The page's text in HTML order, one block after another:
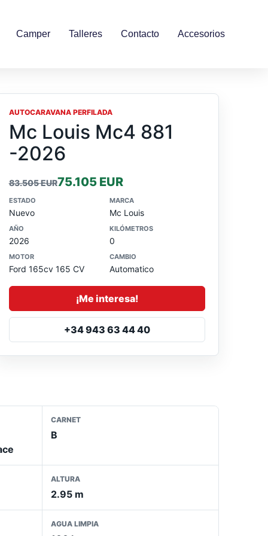
Camper Talleres Contacto Accesorios
AUTOCARAVANA PERFILADA
Mc Louis Mc4 881
-2026
83.505 EUR75.105 EUR
ESTADO
Nuevo
MARCA
Mc Louis
AÑO
2026
KILÓMETROS
0
MOTOR
Ford 165cv 165 CV
CAMBIO
Automatico
¡Me interesa!
+34 943 63 44 40
CARNET
B
ALTURA
2.95 m
AGUA LIMPIA